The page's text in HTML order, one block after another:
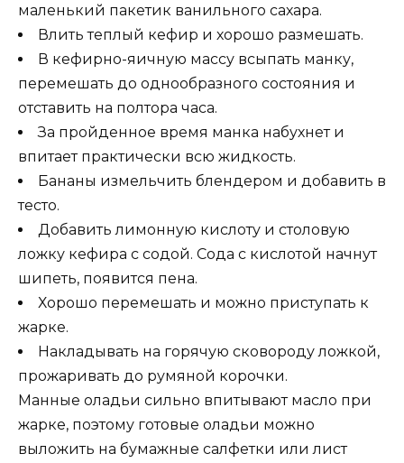
маленький пакетик ванильного сахара.
Влить теплый кефир и хорошо размешать.
В кефирно-яичную массу всыпать манку,
перемешать до однообразного состояния и
отставить на полтора часа.
За пройденное время манка набухнет и
впитает практически всю жидкость.
Бананы измельчить блендером и добавить в
тесто.
Добавить лимонную кислоту и столовую
ложку кефира с содой. Сода с кислотой начнут
шипеть, появится пена.
Хорошо перемешать и можно приступать к
жарке.
Накладывать на горячую сковороду ложкой,
прожаривать до румяной корочки.
Манные оладьи сильно впитывают масло при
жарке, поэтому готовые оладьи можно
выложить на бумажные салфетки или лист